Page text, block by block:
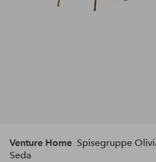
Venture Home Spisegruppe
Seda